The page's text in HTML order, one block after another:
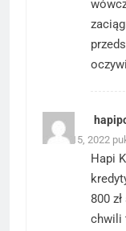
Maret 15, 2022
Hapi
800
chwili